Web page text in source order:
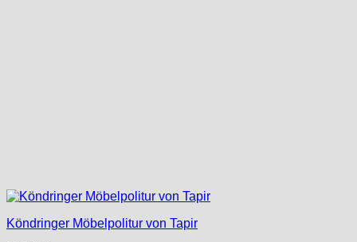
Köndringer Möbelpolitur von Tapir